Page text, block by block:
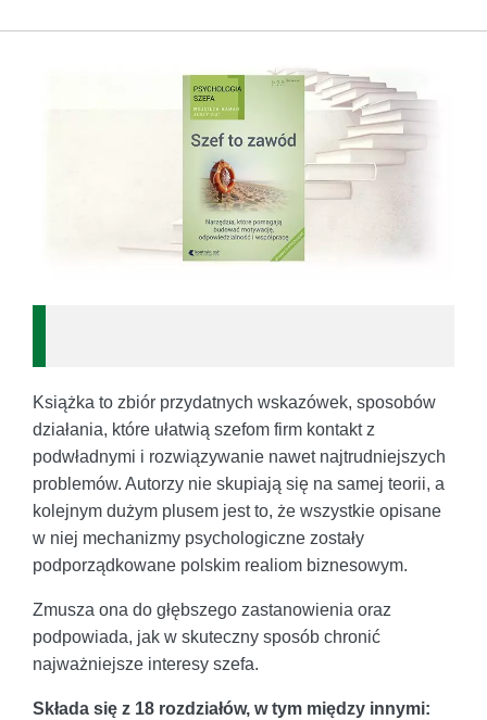
Książka to zbiór przydatnych wskazówek, sposobów
działania, które ułatwią szefom firm kontakt z
podwładnymi i rozwiązywanie nawet najtrudniejszych
problemów. Autorzy nie skupiają się na samej teorii, a
kolejnym dużym plusem jest to, że wszystkie opisane
w niej mechanizmy psychologiczne zostały
podporządkowane polskim realiom biznesowym.
Zmusza ona do głębszego zastanowienia oraz
podpowiada, jak w skuteczny sposób chronić
najważniejsze interesy szefa.
Składa się z 18 rozdziałów, w tym między innymi: